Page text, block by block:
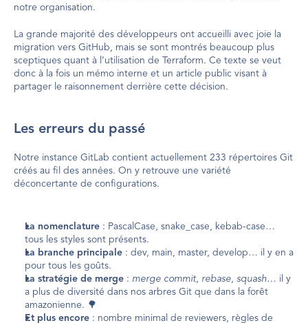
notre organisation.
La grande majorité des développeurs ont accueilli avec joie la
migration vers GitHub, mais se sont montrés beaucoup plus
sceptiques quant à l’utilisation de Terraform. Ce texte se veut
donc à la fois un mémo interne et un article public visant à
partager le raisonnement derrière cette décision.
Les erreurs du passé
Notre instance GitLab contient actuellement 233 répertoires Git
créés au fil des années. On y retrouve une variété
déconcertante de configurations.
La nomenclature : PascalCase, snake_case, kebab-case…
tous les styles sont présents.
La branche principale : dev, main, master, develop… il y en a
pour tous les goûts.
La stratégie de merge : merge commit, rebase, squash… il y
a plus de diversité dans nos arbres Git que dans la forêt
amazonienne. 🌳
Et plus encore : nombre minimal de reviewers, règles de